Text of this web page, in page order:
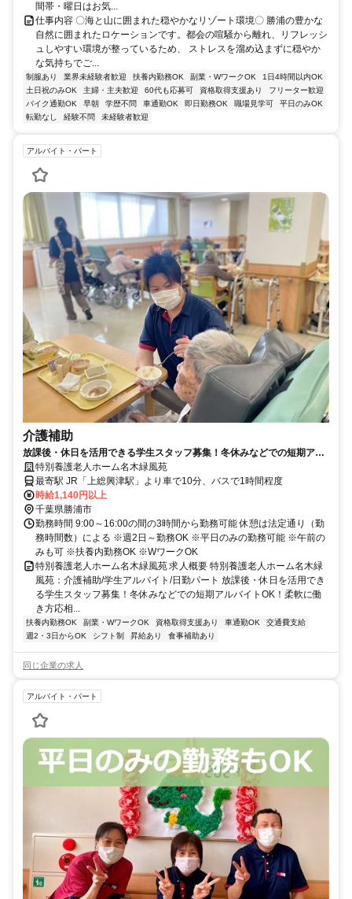
間帯・曜日はお気...
仕事内容 〇海と山に囲まれた穏やかなリゾート環境〇 勝浦の豊かな
自然に囲まれたロケーションです。都会の喧騒から離れ、リフレッシ
ュしやすい環境が整っているため、 ストレスを溜め込まずに穏やか
な気持ちでご...
制服あり 業界未経験者歓迎 扶養内勤務OK 副業・WワークOK
1日4時間以内OK
土日祝のみOK
主婦・主夫歓迎 60代も応募可 資格取得支援あり
フリーター歓迎
バイク通勤OK
早朝 学歴不問 車通勤OK 即日勤務OK 職場見学可
平日のみOK
転勤なし
経験不問 未経験者歓迎
アルバイト・パート
介護補助
放課後・休日を活用できる学生スタッフ募集！冬休みなどでの短期アル
バイトOK！柔軟に働き方応相談◆昼食が1食200円で食べられます♪【勝
浦市、特養、介護補助、学生アルバイト】
特別養護老人ホーム名木緑風苑
最寄駅 JR「上総興津駅」より車で10分、バスで1時間程度
時給1,140円以上
千葉県勝浦市
勤務時間 9:00～16:00の間の3時間から勤務可能 休憩は法定通り（勤
務時間数）による ※週2日～勤務OK ※平日のみの勤務可能 ※午前の
みも可 ※扶養内勤務OK ※WワークOK
特別養護老人ホーム名木緑風苑 求人概要 特別養護老人ホーム名木緑
風苑：介護補助/学生アルバイト/日勤パート 放課後・休日を活用でき
る学生スタッフ募集！冬休みなどでの短期アルバイトOK！柔軟に働
き方応相...
扶養内勤務OK 副業・WワークOK 資格取得支援あり 車通勤OK
交通費支給
週2・3日からOK
シフト制 昇給あり 食事補助あり
同じ企業の求人
アルバイト・パート